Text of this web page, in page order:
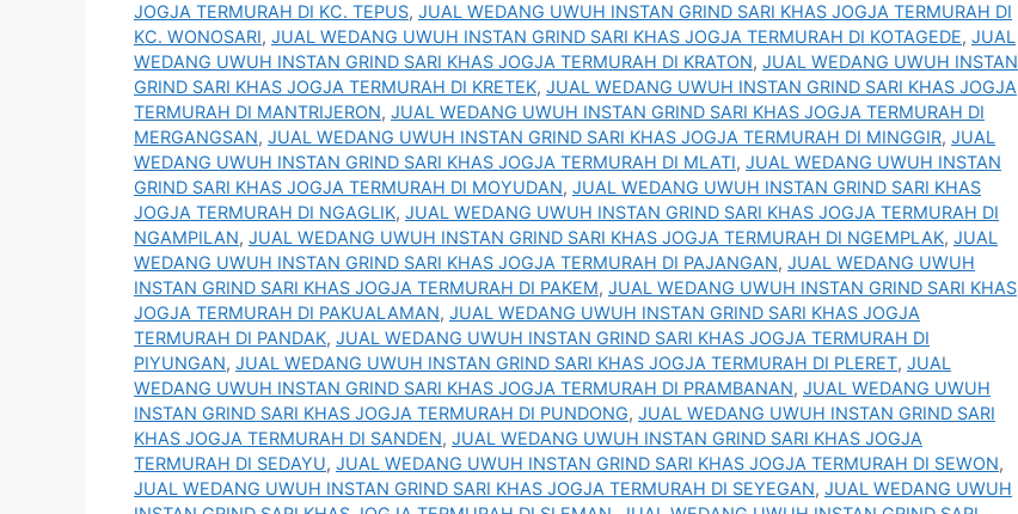
JOGJA TERMURAH DI KC. TEPUS, JUAL WEDANG UWUH INSTAN GRIND SARI KHAS JOGJA TERMURAH DI
KC. WONOSARI, JUAL WEDANG UWUH INSTAN GRIND SARI KHAS JOGJA TERMURAH DI KOTAGEDE, JUAL
WEDANG UWUH INSTAN GRIND SARI KHAS JOGJA TERMURAH DI KRATON, JUAL WEDANG UWUH INSTAN
GRIND SARI KHAS JOGJA TERMURAH DI KRETEK, JUAL WEDANG UWUH INSTAN GRIND SARI KHAS JOGJA
TERMURAH DI MANTRIJERON, JUAL WEDANG UWUH INSTAN GRIND SARI KHAS JOGJA TERMURAH DI
MERGANGSAN, JUAL WEDANG UWUH INSTAN GRIND SARI KHAS JOGJA TERMURAH DI MINGGIR, JUAL
WEDANG UWUH INSTAN GRIND SARI KHAS JOGJA TERMURAH DI MLATI, JUAL WEDANG UWUH INSTAN
GRIND SARI KHAS JOGJA TERMURAH DI MOYUDAN, JUAL WEDANG UWUH INSTAN GRIND SARI KHAS
JOGJA TERMURAH DI NGAGLIK, JUAL WEDANG UWUH INSTAN GRIND SARI KHAS JOGJA TERMURAH DI
NGAMPILAN, JUAL WEDANG UWUH INSTAN GRIND SARI KHAS JOGJA TERMURAH DI NGEMPLAK, JUAL
WEDANG UWUH INSTAN GRIND SARI KHAS JOGJA TERMURAH DI PAJANGAN, JUAL WEDANG UWUH
INSTAN GRIND SARI KHAS JOGJA TERMURAH DI PAKEM, JUAL WEDANG UWUH INSTAN GRIND SARI KHAS
JOGJA TERMURAH DI PAKUALAMAN, JUAL WEDANG UWUH INSTAN GRIND SARI KHAS JOGJA
TERMURAH DI PANDAK, JUAL WEDANG UWUH INSTAN GRIND SARI KHAS JOGJA TERMURAH DI
PIYUNGAN, JUAL WEDANG UWUH INSTAN GRIND SARI KHAS JOGJA TERMURAH DI PLERET, JUAL
WEDANG UWUH INSTAN GRIND SARI KHAS JOGJA TERMURAH DI PRAMBANAN, JUAL WEDANG UWUH
INSTAN GRIND SARI KHAS JOGJA TERMURAH DI PUNDONG, JUAL WEDANG UWUH INSTAN GRIND SARI
KHAS JOGJA TERMURAH DI SANDEN, JUAL WEDANG UWUH INSTAN GRIND SARI KHAS JOGJA
TERMURAH DI SEDAYU, JUAL WEDANG UWUH INSTAN GRIND SARI KHAS JOGJA TERMURAH DI SEWON,
JUAL WEDANG UWUH INSTAN GRIND SARI KHAS JOGJA TERMURAH DI SEYEGAN, JUAL WEDANG UWUH